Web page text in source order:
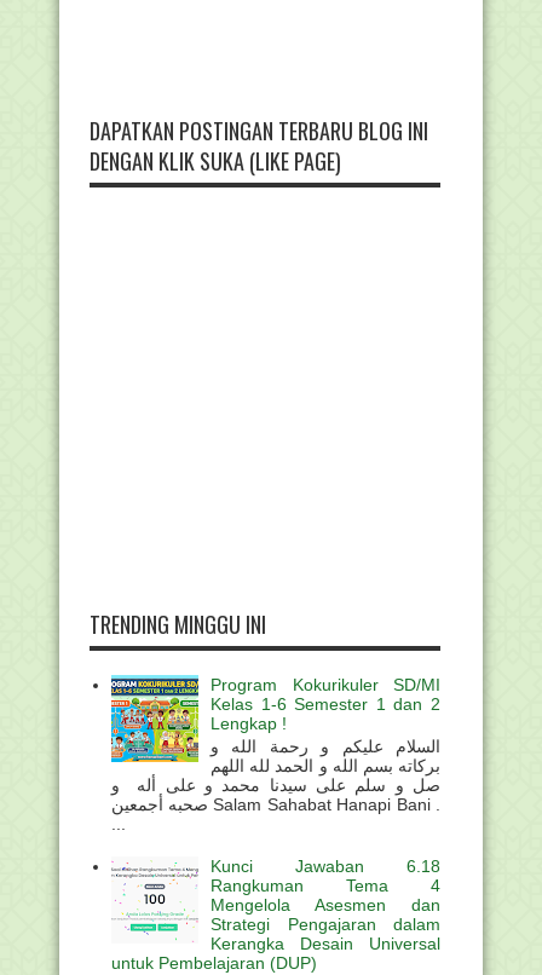
DAPATKAN POSTINGAN TERBARU BLOG INI
DENGAN KLIK SUKA (LIKE PAGE)
TRENDING MINGGU INI
Program Kokurikuler SD/MI
Kelas 1-6 Semester 1 dan 2
Lengkap !
السلام عليكم و رحمة الله و
بركاته بسم الله و الحمد لله اللهم
صل و سلم على سيدنا محمد و على أله و
صحبه أجمعين Salam Sahabat Hanapi Bani .
Kunci Jawaban 6.18
Rangkuman Tema 4
Mengelola Asesmen dan
Strategi Pengajaran dalam
Kerangka Desain Universal
untuk Pembelajaran (DUP)